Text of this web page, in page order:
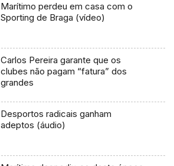
Marítimo perdeu em casa com o
Sporting de Braga (vídeo)
Carlos Pereira garante que os
clubes não pagam “fatura” dos
grandes
Desportos radicais ganham
adeptos (áudio)